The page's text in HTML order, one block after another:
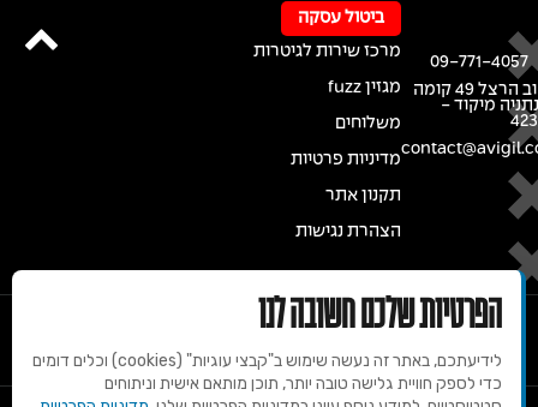
רחוב הרצל 49 קומה
מיקוד -
09-771-4057
ביטול עסקה
מרכז שירות לגיטרות
מגזין fuzz
משלוחים
מדיניות פרטיות
תקנון אתר
הצהרת נגישות
הפרטיות שלכם חשובה לנו
לידיעתכם, באתר זה נעשה שימוש ב"קבצי עוגיות" (cookies) וכלים דומים
כדי לספק חוויית גלישה טובה יותר, תוכן מותאם אישית וניתוחים